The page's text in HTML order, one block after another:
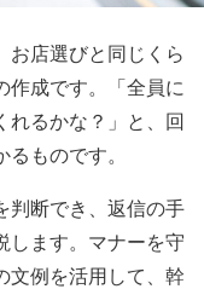
お店選びと同じくら
作成です。「全員に
れるかな？」と、回
ものです。
判断でき、返信の手
します。マナーを守
文例を活用して、幹